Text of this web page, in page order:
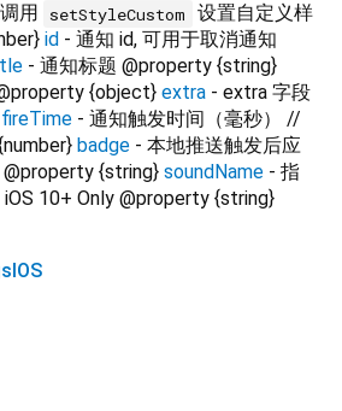
用
setStyleCustom
设置自定义样
id - 通知 id, 可用于取消通知
- 通知标题 @property {string}
{object} extra - extra 字段
fireTime - 通知触发时间（毫秒） //
badge - 本地推送触发后应
{string} soundName - 指
10+ Only @property {string}